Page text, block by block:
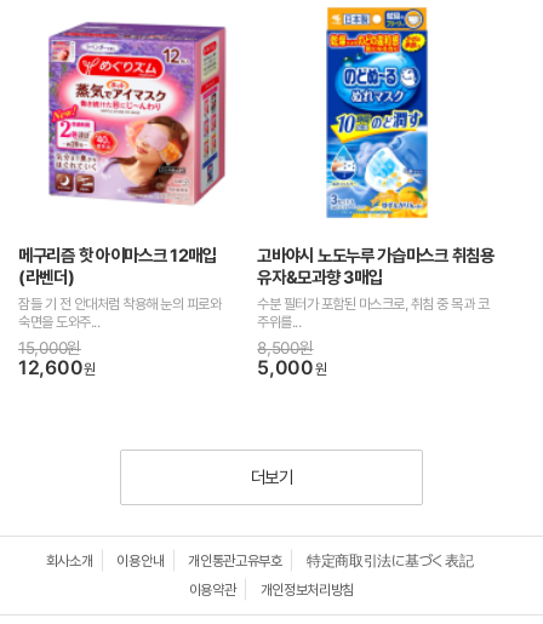
메구리즘 핫 아이마스크 12매입
(라벤더)
잠들 기 전 안대처럼 착용해 눈의 피로와
숙면을 도와주...
15,000원
12,600원
고바야시 노도누루 가습마스크 취침용
유자&모과향 3매입
수분 필터가 포함된 마스크로, 취침 중 목과 코
주위를...
8,500원
5,000원
더보기
회사소개 이용안내 개인통관고유부호
特定商取引法に基づく表記
이용약관
개인정보처리방침